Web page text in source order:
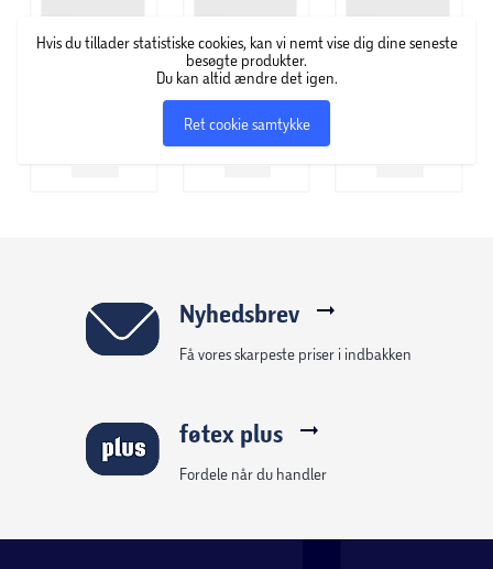
Hvis du tillader statistiske cookies, kan vi nemt vise dig dine seneste
besøgte produkter.
Du kan altid ændre det igen.
Ret cookie samtykke
Nyhedsbrev
Få vores skarpeste priser i indbakken
føtex plus
Fordele når du handler